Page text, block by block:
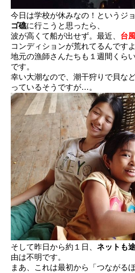
今日は学校が休みなの！というジ
ゴ礁に行こうと思ったら、
波が高くて船が出せず。最近、 台
コンディションが荒れてるんですよ
地元の漁師さんたちも１週間くら
です。
幸い大潮なので、潮干狩りで貝な
っているそうですが…。
そして昨日から約１日、ネットも
由は不明です。
まあ、これは最初から「つながる